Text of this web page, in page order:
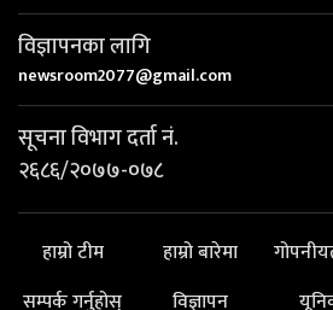
विज्ञापनका लागि
newsroom2077@gmail.com
सूचना विभाग दर्ता नं.
२६८६/२०७७-०७८
हाम्रो टीम हाम्रो बारेमा
सम्पर्क गर्नुहोस्
विज्ञापन